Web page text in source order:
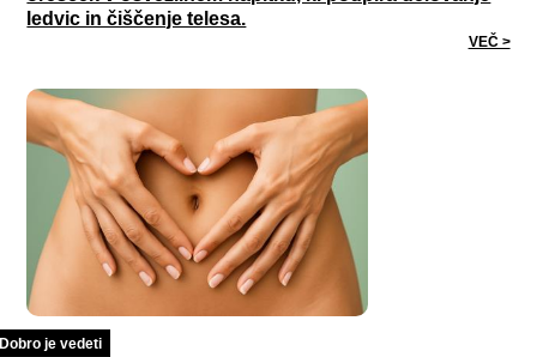
ledvic in čiščenje telesa.
VEČ >
Dobro je vedeti